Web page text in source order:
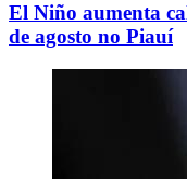
El Niño aumenta
de agosto no Piauí